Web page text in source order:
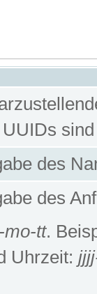
UUIDs
des
des
mo-tt.
Uhrzeit: